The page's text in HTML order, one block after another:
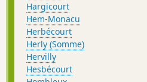
Hargicourt
Hem-Monacu
Herbécourt
Herly (Somme)
Hervilly
Hesbécourt